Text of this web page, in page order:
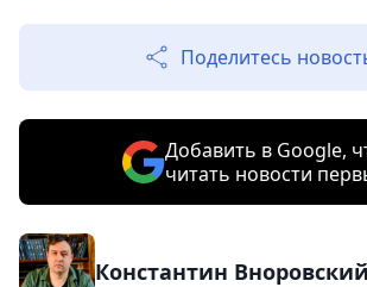
Поделитесь
Добавить в Google,
читать новости
Константин Вноровский